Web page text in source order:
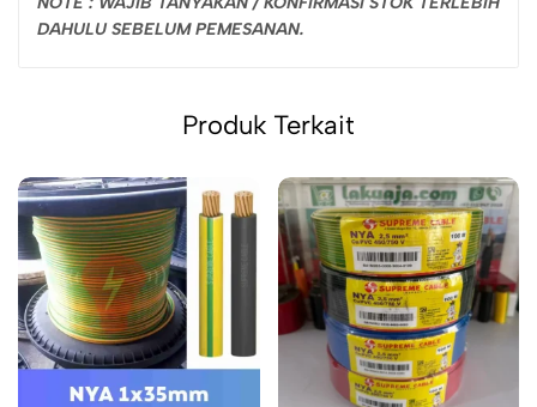
DAHULU SEBELUM PEMESANAN.
Produk Terkait